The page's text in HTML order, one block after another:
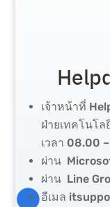
เจ้าหน้าที่
ฝ่ายเทคโนโ
เวลา 08.00
ผ่าน
ผ่าน Line
อีเมล